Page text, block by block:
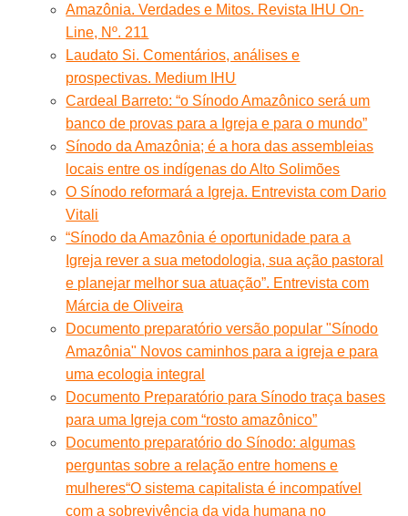
Amazônia. Verdades e Mitos. Revista IHU On-
Line, Nº. 211
Laudato Si. Comentários, análises e
prospectivas. Medium IHU
Cardeal Barreto: “o Sínodo Amazônico será um
banco de provas para a Igreja e para o mundo”
Sínodo da Amazônia; é a hora das assembleias
locais entre os indígenas do Alto Solimões
O Sínodo reformará a Igreja. Entrevista com Dario
Vitali
“Sínodo da Amazônia é oportunidade para a
Igreja rever a sua metodologia, sua ação pastoral
e planejar melhor sua atuação”. Entrevista com
Márcia de Oliveira
Documento preparatório versão popular "Sínodo
Amazônia" Novos caminhos para a igreja e para
uma ecologia integral
Documento Preparatório para Sínodo traça bases
para uma Igreja com “rosto amazônico”
Documento preparatório do Sínodo: algumas
perguntas sobre a relação entre homens e
mulheres“O sistema capitalista é incompatível
com a sobrevivência da vida humana no